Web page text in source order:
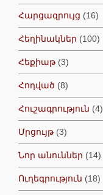
Հարցազրույց (16)
Հեղինակներ (100)
Հեքիաթ(3)
Հոդված (8)
Հուշագրություն (4)
Մրցույթ(3)
Նոր անուններ (14)
Ուղեգրություն (18)